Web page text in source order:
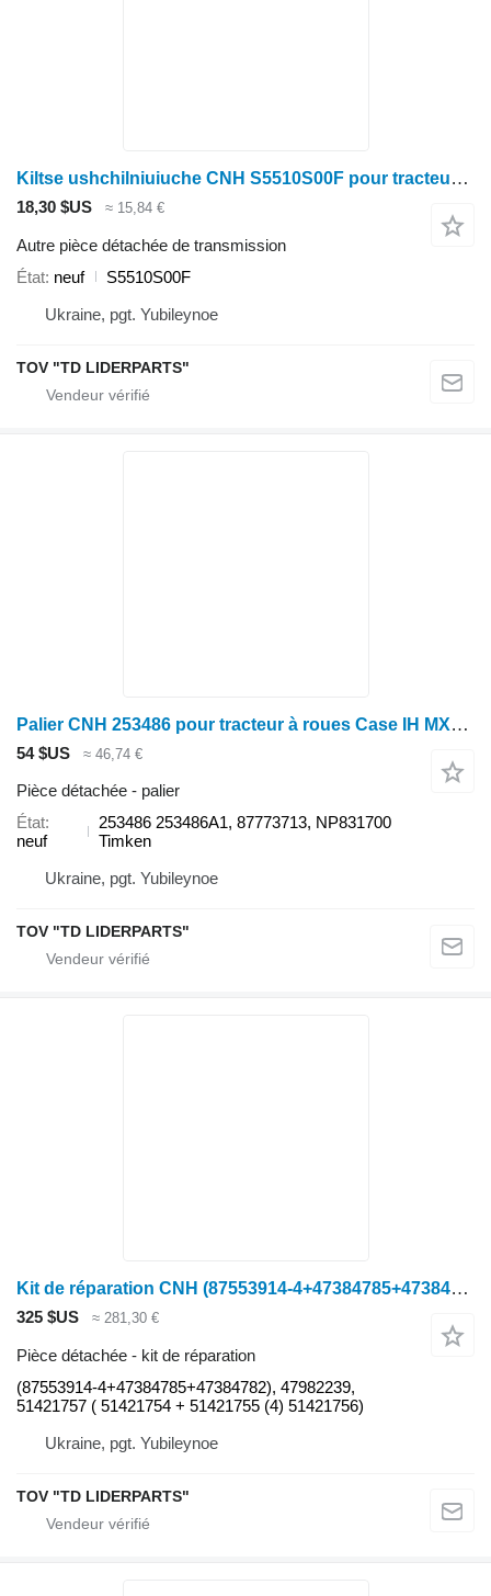
Kiltse ushchilniuiuche CNH S5510S00F pour tracteur à roues
18,30 $US ≈ 15,84 €
Autre pièce détachée de transmission
État neuf
S5510S00F
Ukraine, pgt. Yubileynoe
TOV "TD LIDERPARTS"
Palier CNH 253486 pour tracteur à roues Case IH MX310
54 $US ≈ 46,74 €
Pièce détachée - palier
État
neuf
253486 253486A1, 87773713, NP831700
Timken
Ukraine, pgt. Yubileynoe
TOV "TD LIDERPARTS"
Kit de réparation CNH (87553914-4+47384785+47384782) pour tracteur à roues
325 $US ≈ 281,30 €
Pièce détachée - kit de réparation
(87553914-4+47384785+47384782), 47982239,
51421757 ( 51421754 + 51421755 (4) 51421756)
Ukraine, pgt. Yubileynoe
TOV "TD LIDERPARTS"